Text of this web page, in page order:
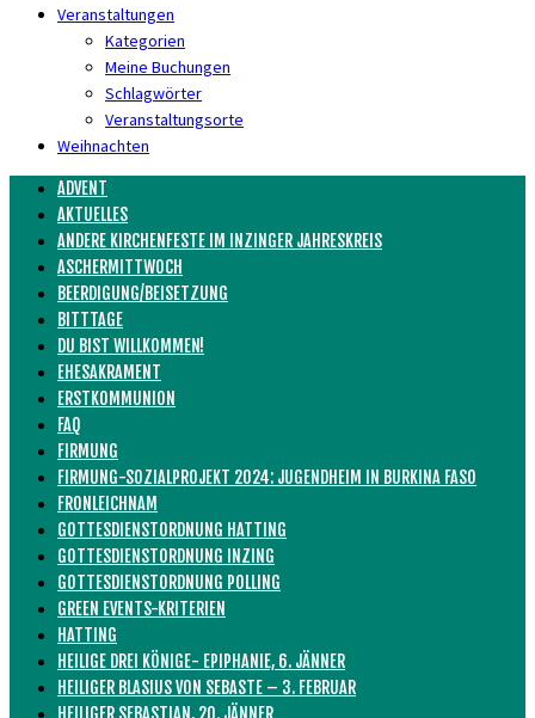
Veranstaltungen
Kategorien
Meine Buchungen
Schlagwörter
Veranstaltungsorte
Weihnachten
ADVENT
AKTUELLES
ANDERE KIRCHENFESTE IM INZINGER JAHRESKREIS
ASCHERMITTWOCH
BEERDIGUNG/BEISETZUNG
BITTTAGE
DU BIST WILLKOMMEN!
EHESAKRAMENT
ERSTKOMMUNION
FAQ
FIRMUNG
FIRMUNG-SOZIALPROJEKT 2024: JUGENDHEIM IN BURKINA FASO
FRONLEICHNAM
GOTTESDIENSTORDNUNG HATTING
GOTTESDIENSTORDNUNG INZING
GOTTESDIENSTORDNUNG POLLING
GREEN EVENTS-KRITERIEN
HATTING
HEILIGE DREI KÖNIGE- EPIPHANIE, 6. JÄNNER
HEILIGER BLASIUS VON SEBASTE – 3. FEBRUAR
HEILIGER SEBASTIAN, 20. JÄNNER